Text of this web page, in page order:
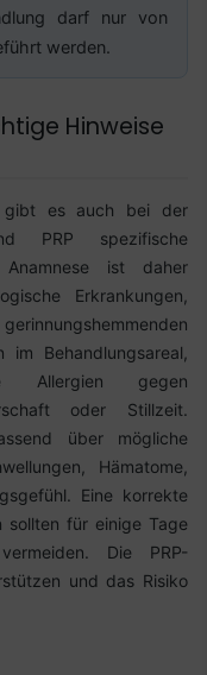
darf nur von
werden.
Hinweise
gibt es auch bei der
PRP spezifische
Anamnese ist daher
Erkrankungen,
Behandlungsareal,
Allergien gegen
oder Stillzeit.
über mögliche
Hämatome,
Eine korrekte
sollten für einige Tage
Die PRP-
und das Risiko